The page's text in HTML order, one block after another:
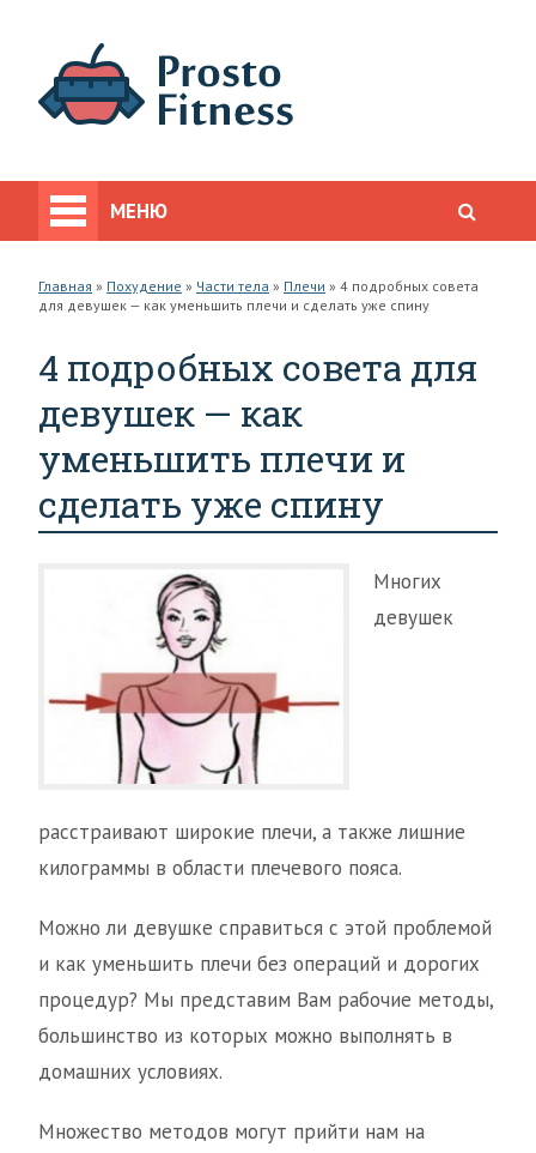
МЕНЮ
Главная » Похудение » Части тела » Плечи » 4 подробных совета
для девушек — как уменьшить плечи и сделать уже спину
4 подробных совета для
девушек — как
уменьшить плечи и
сделать уже спину
Многих
девушек
расстраивают широкие плечи, а также лишние
килограммы в области плечевого пояса.
Можно ли девушке справиться с этой проблемой
и как уменьшить плечи без операций и дорогих
процедур? Мы представим Вам рабочие методы,
большинство из которых можно выполнять в
домашних условиях.
Множество методов могут прийти нам на